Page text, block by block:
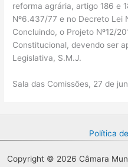
reforma agrária, artigo 186 e
Nº6.437/77 e no Decreto Lei
Concluindo, o Projeto Nº12/
Constitucional, devendo ser
Legislativa, S.M.J.
Sala das Comissões, 27 de
Política
Copyright © 2026 Câmara